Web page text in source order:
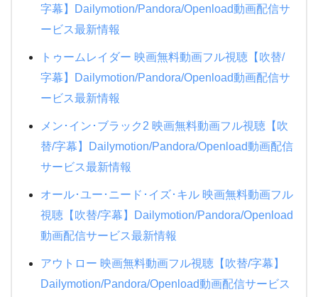
NANA
トモダチゲーム
時をかける少女
ATARU SP ニューヨークからの挑戦状!!
赤めだか
相棒シーズン18
字幕】Dailymotion/Pandora/Openload動画配信サ
ービス最新情報
トゥームレイダー 映画無料動画フル視聴【吹替/
字幕】Dailymotion/Pandora/Openload動画配信サ
ービス最新情報
メン･イン･ブラック2 映画無料動画フル視聴【吹
替/字幕】Dailymotion/Pandora/Openload動画配信
サービス最新情報
オール･ユー･ニード･イズ･キル 映画無料動画フル
視聴【吹替/字幕】Dailymotion/Pandora/Openload
動画配信サービス最新情報
アウトロー 映画無料動画フル視聴【吹替/字幕】
Dailymotion/Pandora/Openload動画配信サービス